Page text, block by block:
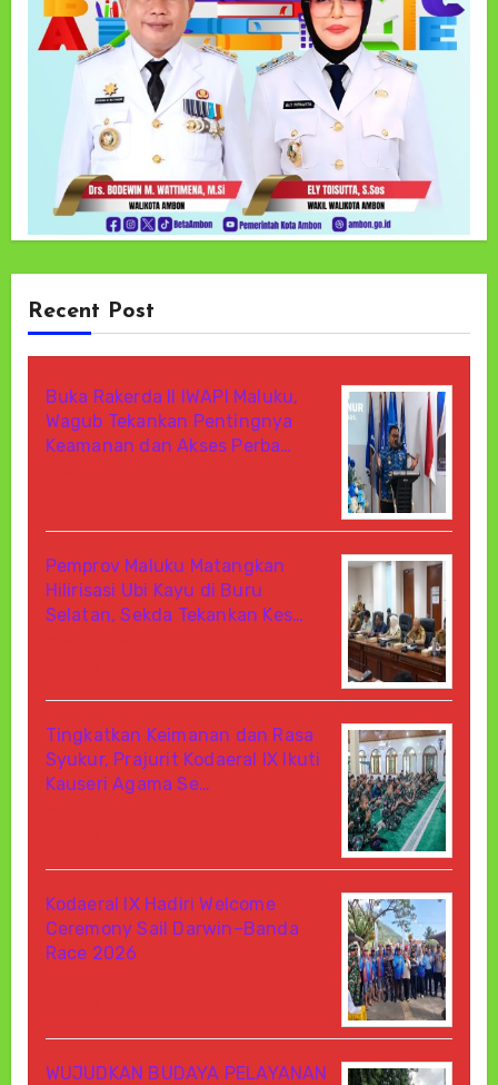
Recent Post
Buka Rakerda II IWAPI Maluku,
Wagub Tekankan Pentingnya
Keamanan dan Akses Perba…
Pemprov Maluku Matangkan
Hilirisasi Ubi Kayu di Buru
Selatan, Sekda Tekankan Kes…
Tingkatkan Keimanan dan Rasa
Syukur, Prajurit Kodaeral IX Ikuti
Kauseri Agama Se…
Kodaeral IX Hadiri Welcome
Ceremony Sail Darwin–Banda
Race 2026
WUJUDKAN BUDAYA PELAYANAN